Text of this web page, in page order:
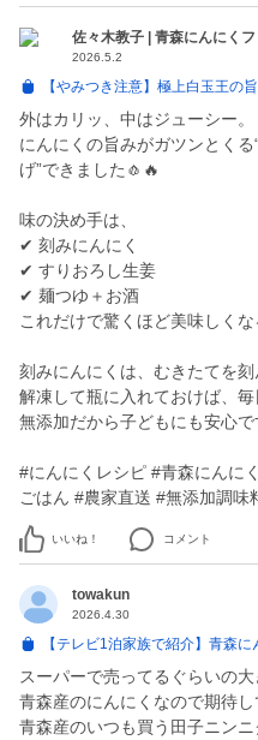
佐々木教子 | 青森にんにく
2026.5.2
【やみつき注意】極上白玉王の
外はカリッ、中はジューシー。
にんにくの旨みがガツンとくる
げ”できました🧄🔥
味の決め手は、
✔︎ 刻みにんにく
✔︎ すりおろし生姜
✔︎ 麺つゆ＋お酒
これだけで驚くほど美味しくな
刻みにんにくは、むきたてを
解凍して瓶に入れておけば、毎
無添加だから子どもにも安心で
#にんにくレシピ #青森にんに
いいね！ コメント
towakun
2026.4.30
【テレビ1泊家族で紹介】青森
スーパーで売ってるぐらいの
青森産のにんにくなので期待
青森産のいつも買う田子ニン